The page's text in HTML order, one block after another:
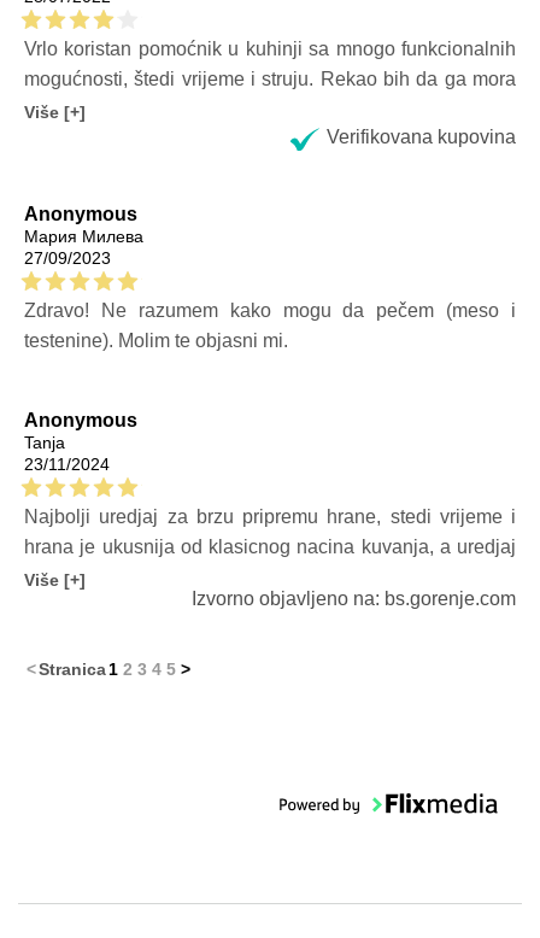
Vrlo koristan pomoćnik u kuhinji sa mnogo funkcionalnih
mogućnosti, štedi vrijeme i struju. Rekao bih da ga mora
imati svako domaćinstvo.
Više [+]
Verifikovana kupovina
Anonymous
Мария Милева
27/09/2023
Zdravo! Ne razumem kako mogu da pečem (meso i
testenine). Molim te objasni mi.
Anonymous
Tanja
23/11/2024
Najbolji uredjaj za brzu pripremu hrane, stedi vrijeme i
hrana je ukusnija od klasicnog nacina kuvanja, a uredjaj
je jednostavan za upotrebu
Više [+]
Izvorno objavljeno na: bs.gorenje.com
<Stranica1 2 3 4 5 >